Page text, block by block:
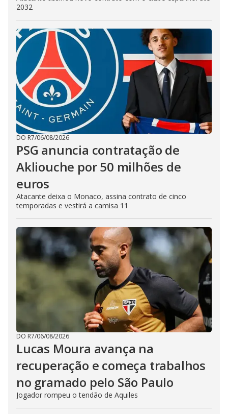
2032
DO R7/06/08/2026
PSG anuncia contratação de
Akliouche por 50 milhões de
euros
Atacante deixa o Monaco, assina contrato de cinco
temporadas e vestirá a camisa 11
DO R7/06/08/2026
Lucas Moura avança na
recuperação e começa trabalhos
no gramado pelo São Paulo
Jogador rompeu o tendão de Aquiles